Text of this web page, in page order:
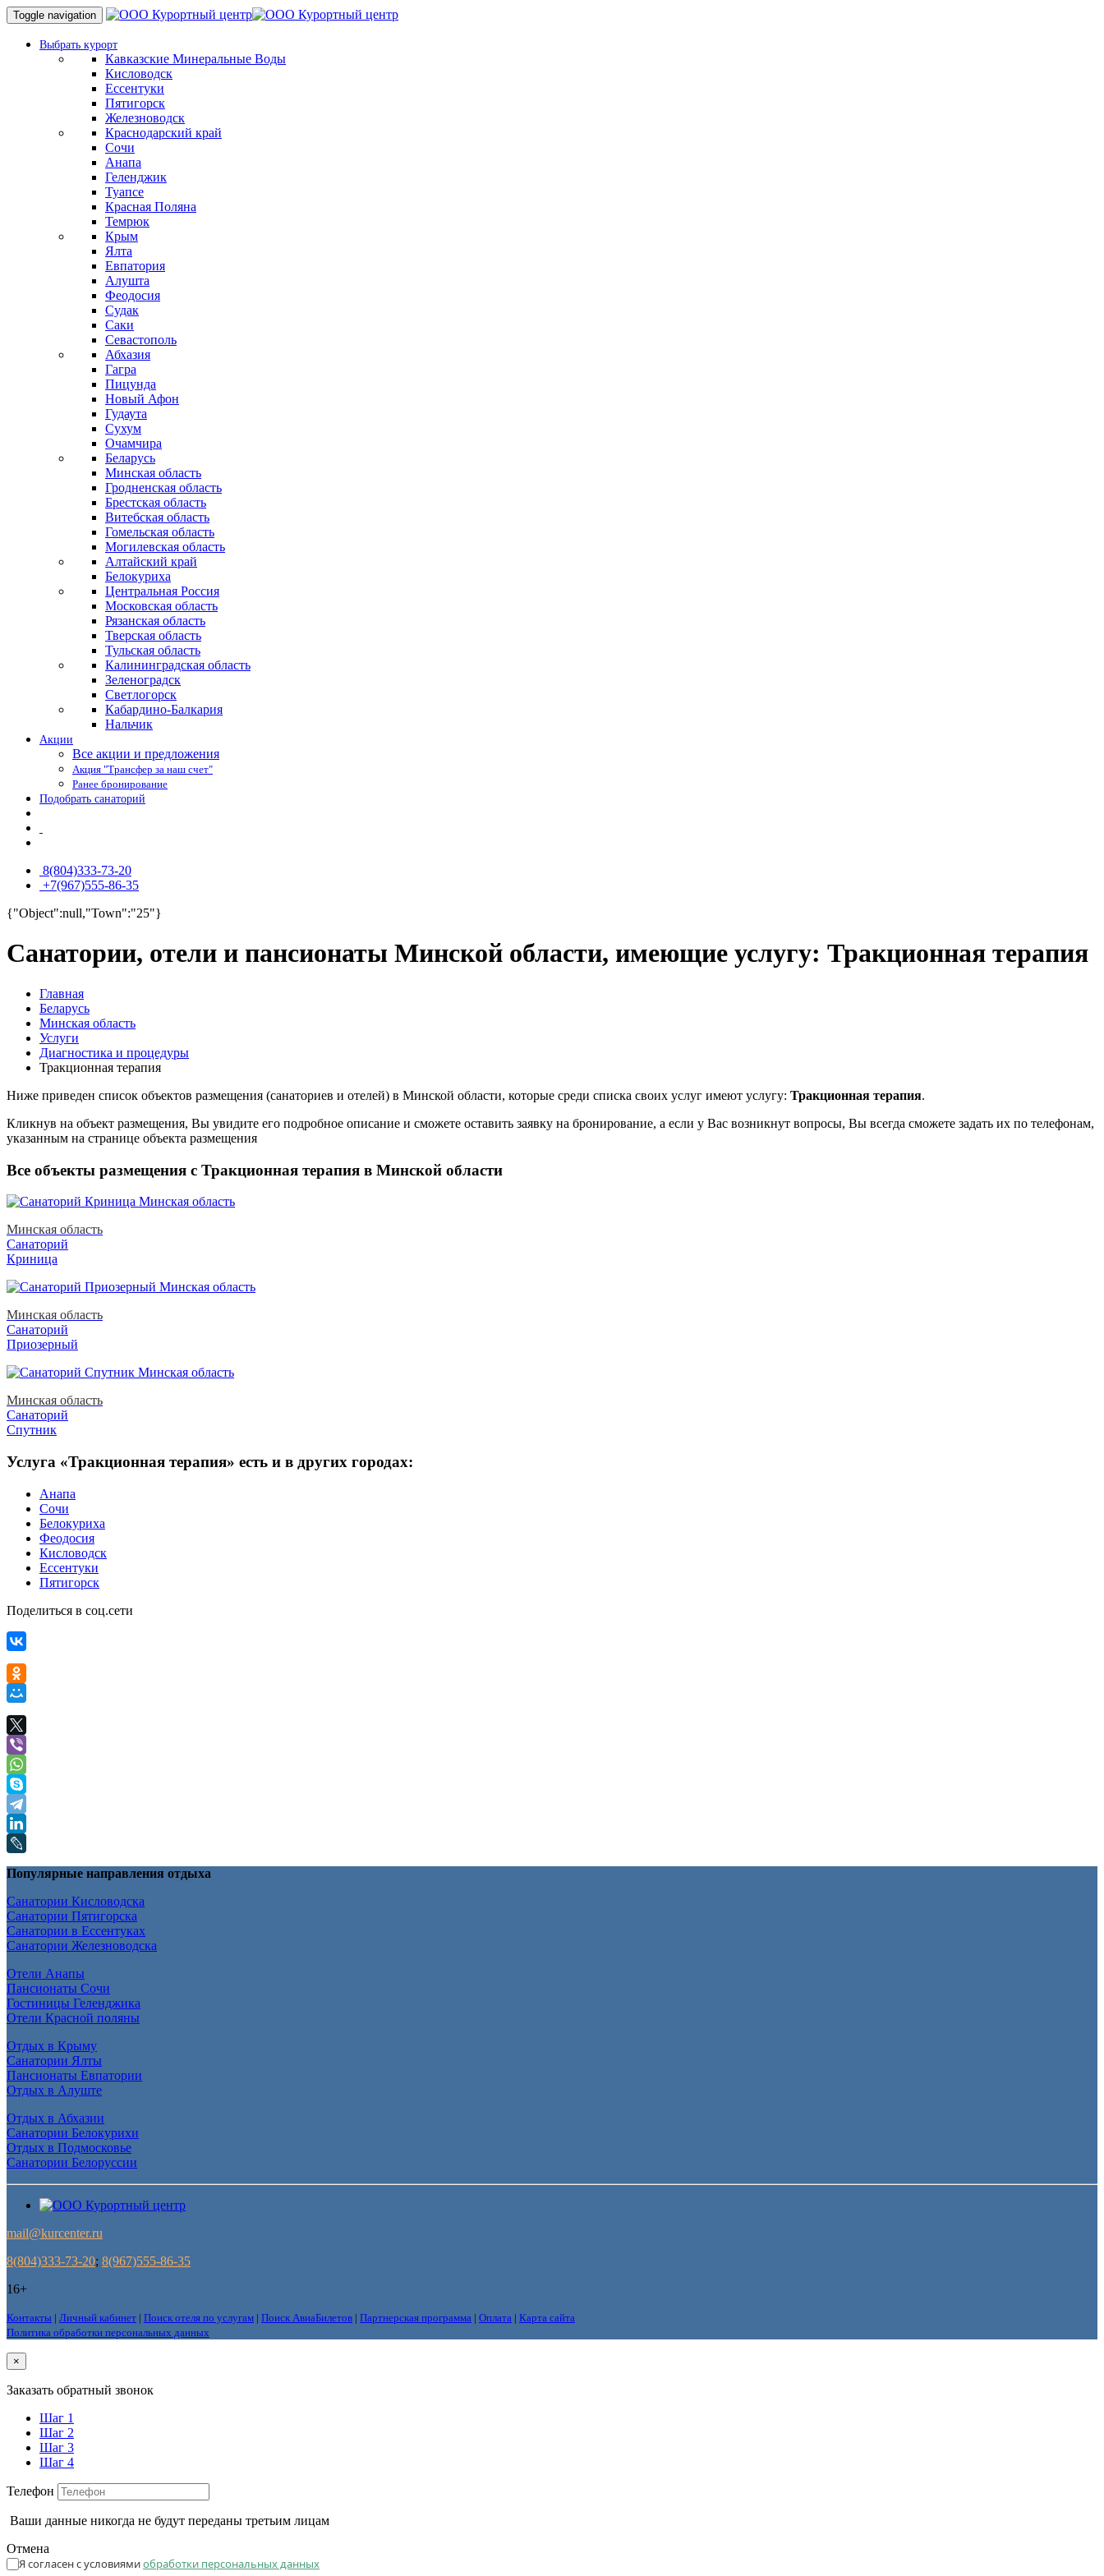
Toggle navigation
Выбрать курорт
Кавказские Минеральные Воды
Кисловодск
Ессентуки
Пятигорск
Железноводск
Краснодарский край
Сочи
Анапа
Геленджик
Туапсе
Красная Поляна
Темрюк
Крым
Ялта
Евпатория
Алушта
Феодосия
Судак
Саки
Севастополь
Абхазия
Гагра
Пицунда
Новый Афон
Гудаута
Сухум
Очамчира
Беларусь
Минская область
Гродненская область
Брестская область
Витебская область
Гомельская область
Могилевская область
Алтайский край
Белокуриха
Центральная Россия
Московская область
Рязанская область
Тверская область
Тульская область
Калининградская область
Зеленоградск
Светлогорск
Кабардино-Балкария
Нальчик
Акции
Все акции и предложения
Акция "Трансфер за наш счет"
Ранее бронирование
Подобрать санаторий
8(804)333-73-20
+7(967)555-86-35
{"Object":null,"Town":"25"}
Санатории, отели и пансионаты Минской области, имеющие услугу: Тракционная терапия
Главная
Беларусь
Минская область
Услуги
Диагностика и процедуры
Тракционная терапия
Ниже приведен список объектов размещения (санаториев и отелей) в Минской области, которые среди списка своих услуг имеют услугу: Тракционная терапия.
Кликнув на объект размещения, Вы увидите его подробное описание и сможете оставить заявку на бронирование, а если у Вас возникнут вопросы, Вы всегда сможете задать их по телефонам,
указанным на странице объекта размещения
Все объекты размещения с Тракционная терапия в Минской области
Минская область
Санаторий
Криница
Минская область
Санаторий
Приозерный
Минская область
Санаторий
Спутник
Услуга «Тракционная терапия» есть и в других городах:
Анапа
Сочи
Белокуриха
Феодосия
Кисловодск
Ессентуки
Пятигорск
Поделиться в соц.сети
Популярные направления отдыха
Санатории Кисловодска
Санатории Пятигорска
Санатории в Ессентуках
Санатории Железноводска
Отели Анапы
Пансионаты Сочи
Гостиницы Геленджика
Отели Красной поляны
Отдых в Крыму
Санатории Ялты
Пансионаты Евпатории
Отдых в Алуште
Отдых в Абхазии
Санатории Белокурихи
Отдых в Подмосковье
Санатории Белоруссии
mail@kurcenter.ru
8(804)333-73-20; 8(967)555-86-35
16+
Контакты | Личный кабинет | Поиск отеля по услугам | Поиск АвиаБилетов | Партнерская программа | Оплата | Карта сайта
Политика обработки персональных данных
×
Заказать обратный звонок
Шаг 1
Шаг 2
Шаг 3
Шаг 4
Телефон
Ваши данные никогда не будут переданы третьим лицам
Отмена
Я согласен с условиямиобработки персональных данных